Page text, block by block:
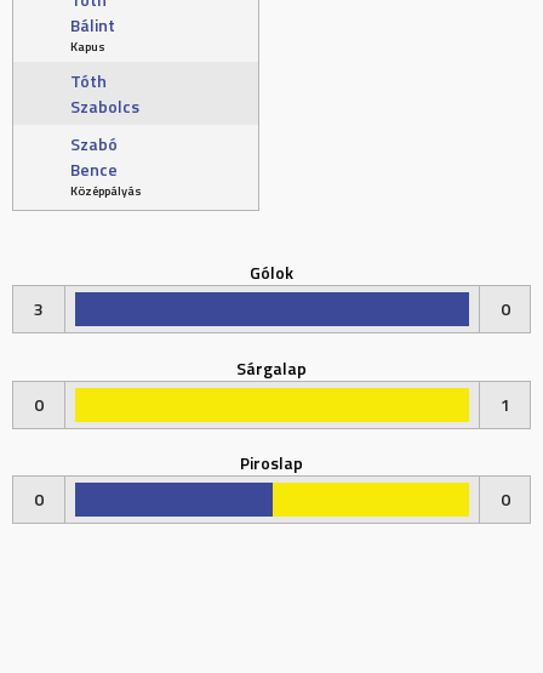
Bálint
Kapus
Tóth
Szabolcs
Szabó
Bence
Középpályás
Gólok
3
0
Sárgalap
0
1
Piroslap
0
0